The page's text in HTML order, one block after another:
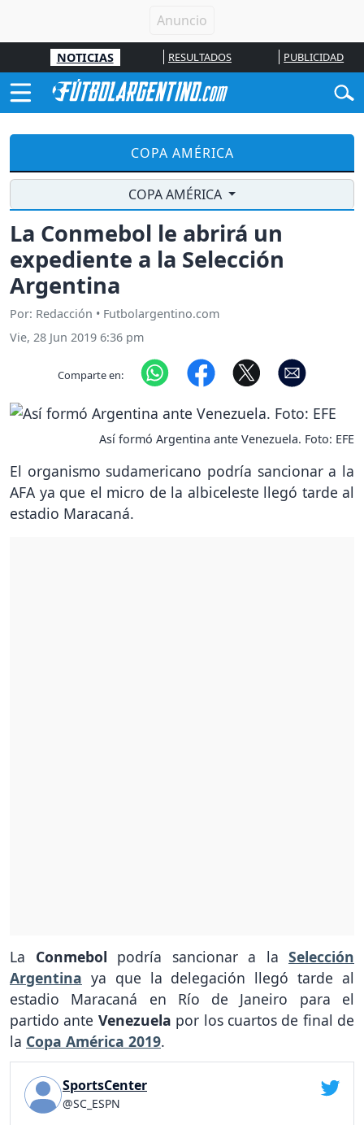
NOTICIAS RESULTADOS PUBLICIDAD
COPA AMÉRICA
COPA AMÉRICA
La Conmebol le abrirá un
expediente a la Selección
Argentina
Por: Redacción • Futbolargentino.com
Vie, 28 Jun 2019 6:36 pm
Comparte en:
Así formó Argentina ante Venezuela. Foto: EFE
El organismo sudamericano podría sancionar a la
AFA ya que el micro de la albiceleste llegó tarde al
estadio Maracaná.
La Conmebol podría sancionar a la Selección
Argentina ya que la delegación llegó tarde al
estadio Maracaná en Río de Janeiro para el
partido ante Venezuela por los cuartos de final de
la Copa América 2019.
SportsCenter
@SC_ESPN